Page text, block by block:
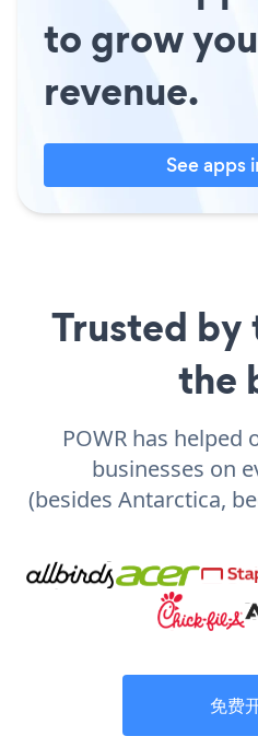
to grow
revenue.
See apps
Trusted by
the
POWR has helped
businesses on
(besides Antarctica,
免费